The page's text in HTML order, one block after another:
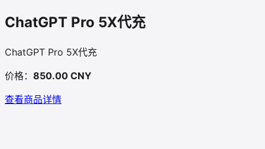
ChatGPT Pro 5X代充
ChatGPT Pro 5X代充
价格： 850.00 CNY
查看商品详情